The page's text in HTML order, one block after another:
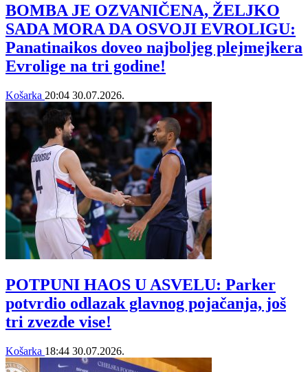
BOMBA JE OZVANIČENA, ŽELJKO
SADA MORA DA OSVOJI EVROLIGU:
Panatinaikos doveo najboljeg plejmejkera
Evrolige na tri godine!
Košarka 20:04 30.07.2026.
POTPUNI HAOS U ASVELU: Parker
potvrdio odlazak glavnog pojačanja, još
tri zvezde vise!
Košarka 18:44 30.07.2026.